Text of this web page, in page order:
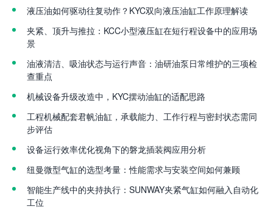
液压油如何驱动往复动作？KYC双向液压油缸工作原理解读
夹紧、顶升与推拉：KCC小型液压缸在短行程设备中的应用场
景
油液清洁、吸油状态与运行声音：油研油泵日常维护的三项检
查重点
机械设备升级改造中，KYC摆动油缸的适配思路
工程机械配套君帆油缸，承载能力、工作行程与密封状态需同
步评估
设备运行效率优化视角下的磐龙插装阀应用分析
纽曼微型气缸的选型考量：性能需求与安装空间如何兼顾
智能生产线中的夹持执行：SUNWAY夹紧气缸如何融入自动化
工位